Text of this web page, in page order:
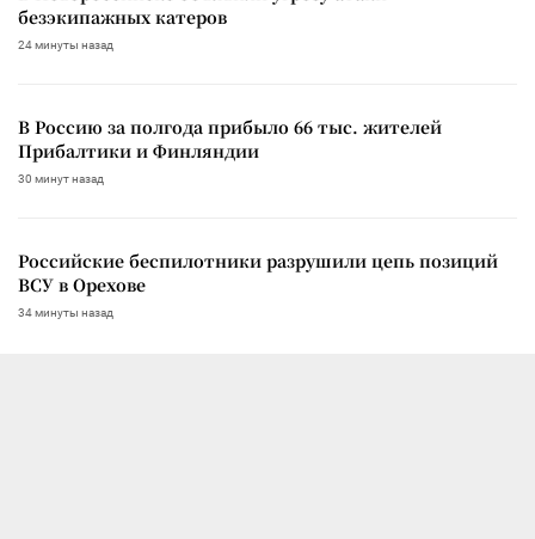
безэкипажных катеров
24 минуты назад
В Россию за полгода прибыло 66 тыс. жителей
Прибалтики и Финляндии
30 минут назад
Российские беспилотники разрушили цепь позиций
ВСУ в Орехове
34 минуты назад